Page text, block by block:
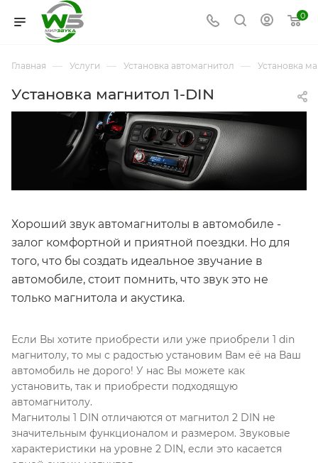
0
Главная — Услуги — Установка автомагнитол — Установка
Установка магнитол 1-DIN
Хороший звук автомагнитолы в автомобиле -
залог комфортной и приятной поездки. Но для
того, что бы создать идеальное звучание в
автомобиле, стоит помнить, что звук это не
только магнитола и акустика.
Если Вы хотите приобрести или уже приобрели 1 din
магнитолу, то мы с радостью установим Вам её на Ваш
автомобиль не дорого! У нас Вы можете как
установить, так и приобрести подходящую
автомагнитолу.
Магнитолы 1 DIN отличаются от магнитол 2 DIN не
значительным функционалом и размером. Звуковые
характеристики на уровне 2 DIN, если это касается